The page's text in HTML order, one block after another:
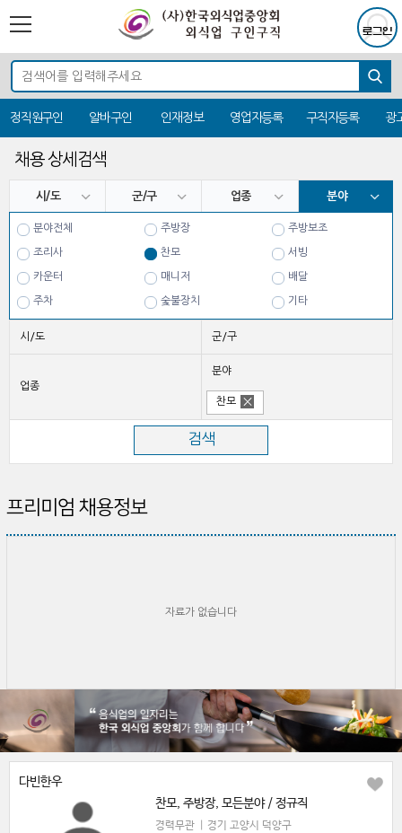
정직원구인 알바구인 인재정보 영업자등록 구직자등록 광
채용 상세검색
시/도 군/구 업종 분야
분야전체 주방장 주방보조
조리사 찬모 서빙
카운터 매니저 배달
주차 숯불장치 기타
시/도 군/구
업종
분야
찬모
프리미엄 채용정보
자료가 없습니다
다빈한우
찬모, 주방장, 모든분야 / 정규직
경력무관 경기 고양시 덕양구